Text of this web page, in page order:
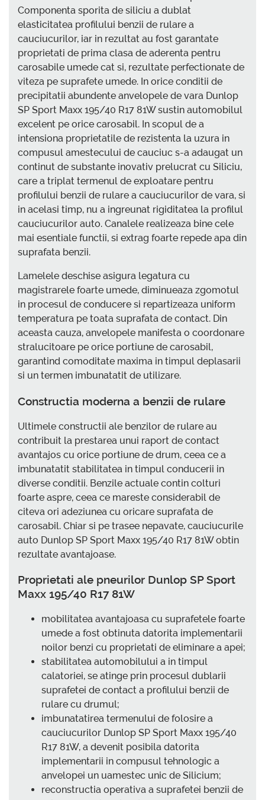
Componenta sporita de siliciu a dublat
elasticitatea profilului benzii de rulare a
cauciucurilor, iar in rezultat au fost garantate
proprietati de prima clasa de aderenta pentru
carosabile umede cat si, rezultate perfectionate de
viteza pe suprafete umede. In orice conditii de
precipitatii abundente anvelopele de vara Dunlop
SP Sport Maxx 195/40 R17 81W sustin automobilul
excelent pe orice carosabil. In scopul de a
intensiona proprietatile de rezistenta la uzura in
compusul amestecului de cauciuc s-a adaugat un
continut de substante inovativ prelucrat cu Siliciu,
care a triplat termenul de exploatare pentru
profilului benzii de rulare a cauciucurilor de vara, si
in acelasi timp, nu a ingreunat rigiditatea la profilul
cauciucurilor auto. Canalele realizeaza bine cele
mai esentiale functii, si extrag foarte repede apa din
suprafata benzii.
Lamelele deschise asigura legatura cu
magistrarele foarte umede, diminueaza zgomotul
in procesul de conducere si repartizeaza uniform
temperatura pe toata suprafata de contact. Din
aceasta cauza, anvelopele manifesta o coordonare
stralucitoare pe orice portiune de carosabil,
garantind comoditate maxima in timpul deplasarii
si un termen imbunatatit de utilizare.
Constructia moderna a benzii de rulare
Ultimele constructii ale benzilor de rulare au
contribuit la prestarea unui raport de contact
avantajos cu orice portiune de drum, ceea ce a
imbunatatit stabilitatea in timpul conducerii in
diverse conditii. Benzile actuale contin colturi
foarte aspre, ceea ce mareste considerabil de
citeva ori adeziunea cu oricare suprafata de
carosabil. Chiar si pe trasee nepavate, cauciucurile
auto Dunlop SP Sport Maxx 195/40 R17 81W obtin
rezultate avantajoase.
Proprietati ale pneurilor Dunlop SP Sport
Maxx 195/40 R17 81W
mobilitatea avantajoasa cu suprafetele foarte
umede a fost obtinuta datorita implementarii
noilor benzi cu proprietati de eliminare a apei;
stabilitatea automobilului a in timpul
calatoriei, se atinge prin procesul dublarii
suprafetei de contact a profilului benzii de
rulare cu drumul;
imbunatatirea termenului de folosire a
cauciucurilor Dunlop SP Sport Maxx 195/40
R17 81W, a devenit posibila datorita
implementarii in compusul tehnologic a
anvelopei un uamestec unic de Silicium;
reconstructia operativa a suprafetei benzii de